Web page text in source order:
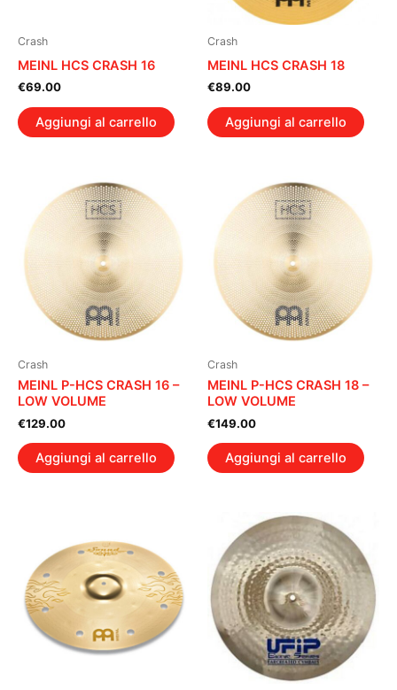
Crash
MEINL HCS CRASH 16
€69.00
Aggiungi al carrello
Crash
MEINL HCS CRASH 18
€89.00
Aggiungi al carrello
Crash
MEINL P-HCS CRASH 16 –
LOW VOLUME
€129.00
Aggiungi al carrello
Crash
MEINL P-HCS CRASH 18 –
LOW VOLUME
€149.00
Aggiungi al carrello